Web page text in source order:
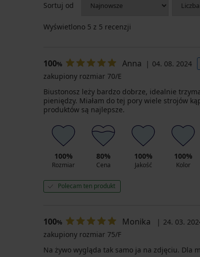
Sortuj od
Wyświetlono 5 z 5 recenzji
100% Anna 04. 08. 2024
zakupiony rozmiar 70/E
Biustonosz leży bardzo dobrze, idealnie
pieniędzy. Miałam do tej pory wiele strojów
produktów są najlepsze.
100%
Rozmiar
80%
Cena
100%
Jakość
100%
Kolor
Polecam ten produkt
100% Monika 24. 03.
zakupiony rozmiar 75/F
Na żywo wygląda tak samo ja na zdjęciu. Dla